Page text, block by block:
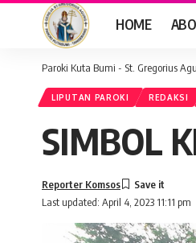
HOME
Paroki Kuta Bumi - St. Gregorius
LIPUTAN PAROKI REDAKSI
SIMBOL
Last updated: April 4, 2023 11:11 pm
Reporter Komsos